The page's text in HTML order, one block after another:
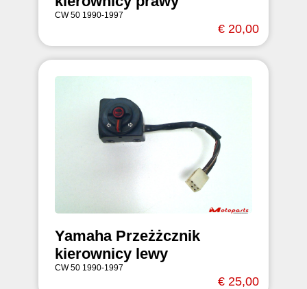
CW 50 1990-1997
€ 20,00
Yamaha Przeżżcznik
kierownicy lewy
CW 50 1990-1997
€ 25,00